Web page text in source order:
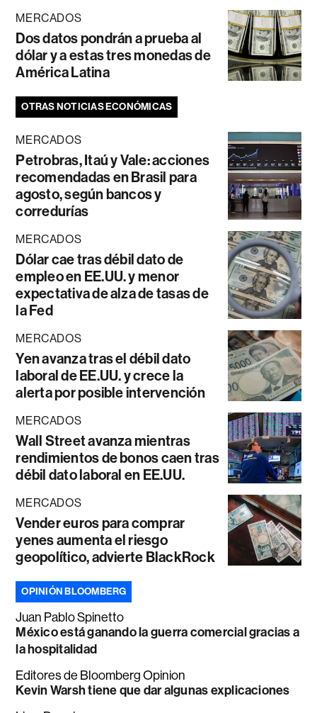
MERCADOS
Dos datos pondrán a prueba al
dólar y a estas tres monedas de
América Latina
OTRAS NOTICIAS ECONÓMICAS
MERCADOS
Petrobras, Itaú y Vale: acciones
recomendadas en Brasil para
agosto, según bancos y
corredurías
MERCADOS
Dólar cae tras débil dato de
empleo en EE.UU. y menor
expectativa de alza de tasas de
la Fed
MERCADOS
Yen avanza tras el débil dato
laboral de EE.UU. y crece la
alerta por posible intervención
MERCADOS
Wall Street avanza mientras
rendimientos de bonos caen tras
débil dato laboral en EE.UU.
MERCADOS
Vender euros para comprar
yenes aumenta el riesgo
geopolítico, advierte BlackRock
OPINIÓN BLOOMBERG
Juan Pablo Spinetto
México está ganando la guerra comercial gracias a
la hospitalidad
Editores de Bloomberg Opinion
Kevin Warsh tiene que dar algunas explicaciones